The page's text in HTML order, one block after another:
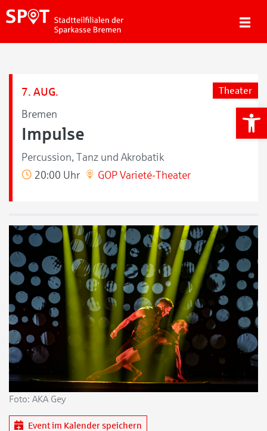
7. AUG.
Bremen
Theater
Impulse
Percussion, Tanz und Akrobatik
20:00 Uhr
GOP Varieté-Theater
Foto: AKA Gey
Event im Kalender speichern